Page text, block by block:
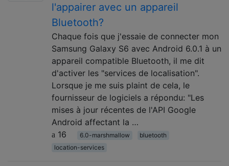
l'appairer avec un appareil
Bluetooth?
Chaque fois que j'essaie de connecter mon
Samsung Galaxy S6 avec Android 6.0.1 à un
appareil compatible Bluetooth, il me dit
d'activer les "services de localisation".
Lorsque je me suis plaint de cela, le
fournisseur de logiciels a répondu: "Les
mises à jour récentes de l'API Google
Android affectant la …
16
6.0-marshmallow
bluetooth
location-services